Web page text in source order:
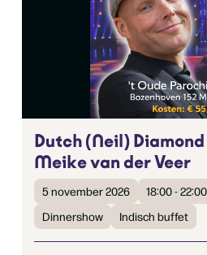
Dutch (Neil)
Meike van der Veer
5 november 2026 18:00 -
Dinnershow
Indisch buffet